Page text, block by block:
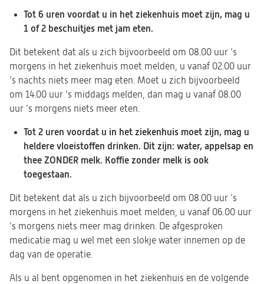
Tot 6 uren voordat u in het ziekenhuis moet zijn, mag u
1 of 2 beschuitjes met jam eten.
Dit betekent dat als u zich bijvoorbeeld om 08.00 uur ’s
morgens in het ziekenhuis moet melden, u vanaf 02.00 uur
’s nachts niets meer mag eten. Moet u zich bijvoorbeeld
om 14.00 uur ’s middags melden, dan mag u vanaf 08.00
uur ’s morgens niets meer eten.
Tot 2 uren voordat u in het ziekenhuis moet zijn, mag u
heldere vloeistoffen drinken. Dit zijn: water, appelsap en
thee ZONDER melk. Koffie zonder melk is ook
toegestaan.
Dit betekent dat als u zich bijvoorbeeld om 08.00 uur ’s
morgens in het ziekenhuis moet melden, u vanaf 06.00 uur
’s morgens niets meer mag drinken. De afgesproken
medicatie mag u wel met een slokje water innemen op de
dag van de operatie.
Als u al bent opgenomen in het ziekenhuis en de volgende